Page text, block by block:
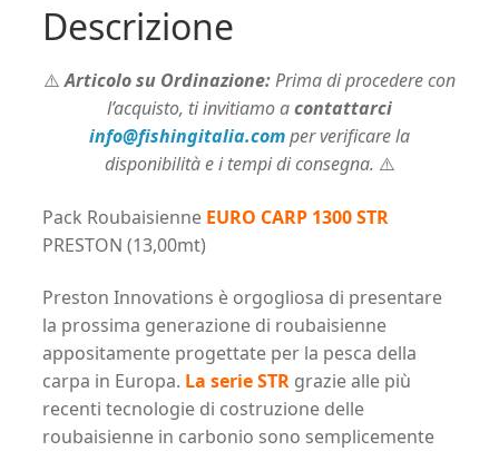
Descrizione
⚠️Articolo su Ordinazione:Prima di procedere con
l’acquisto, ti invitiamo acontattarci
info@fishingitalia.comper verificare la
disponibilità e i tempi di consegna. ⚠️
Pack RoubaisienneEURO CARP 1300 STR
PRESTON (13,00mt)
Preston Innovations è orgogliosa di presentare
la prossima generazione di roubaisienne
appositamente progettate per la pesca della
carpa in Europa. La serie STRgrazie alle più
recenti tecnologie di costruzione delle
roubaisienne in carbonio sono semplicemente